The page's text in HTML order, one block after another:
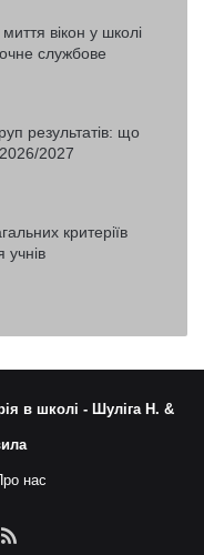
вікон у школі
службове
результатів: що
2026/2027
критеріїв
учнів
в школі - Шуліга Н. &
нас
RSS